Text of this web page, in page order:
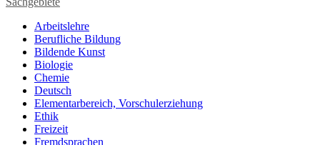
Arbeitslehre
Berufliche Bildung
Bildende Kunst
Biologie
Chemie
Deutsch
Elementarbereich, Vorschulerziehung
Ethik
Freizeit
Fremdsprachen